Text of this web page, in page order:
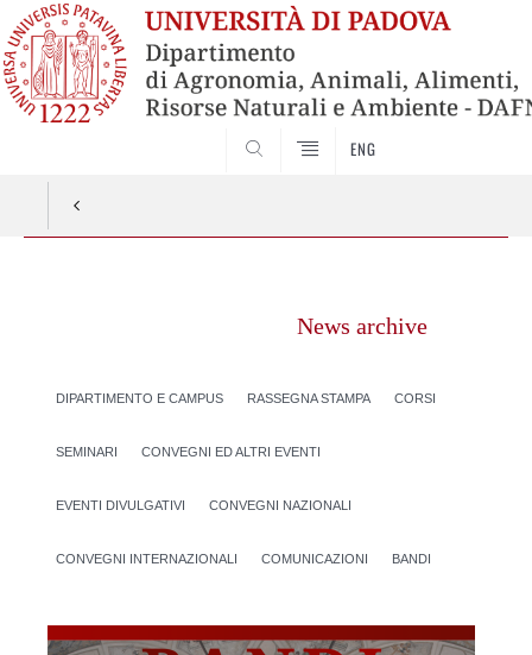
ENG
News archive
DIPARTIMENTO E CAMPUS RASSEGNA STAMPA CORSI
SEMINARI CONVEGNI ED ALTRI EVENTI
EVENTI DIVULGATIVI CONVEGNI NAZIONALI
CONVEGNI INTERNAZIONALI COMUNICAZIONI BANDI